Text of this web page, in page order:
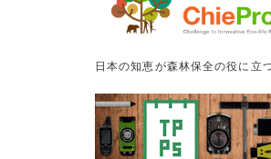
日本の知恵が森林保全の役に立